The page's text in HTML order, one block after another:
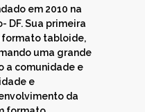
em 2010 na
DF. Sua primeira
formato tabloide,
uma grande
a comunidade e
e
da